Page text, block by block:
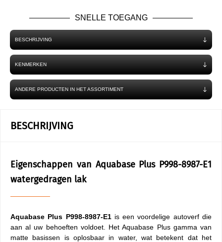
SNELLE TOEGANG
BESCHRIJVING
KENMERKEN
ANDERE PRODUCTEN IN HET ASSORTIMENT
BESCHRIJVING
Eigenschappen van Aquabase Plus P998-8987-E1
watergedragen lak
Aquabase Plus P998-8987-E1is een voordelige autoverf die
aan al uw behoeften voldoet. Het Aquabase Plus gamma van
matte basissen is oplosbaar in water, wat betekent dat het